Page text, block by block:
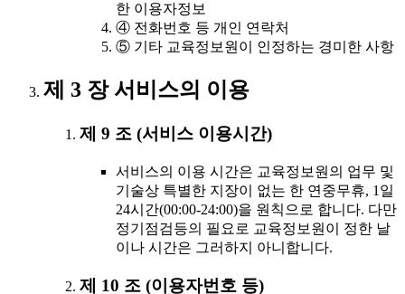
한 이용자정보
④ 전화번호 등 개인 연락처
⑤ 기타 교육정보원이 인정하는 경미한 사항
제 3 장 서비스의 이용
제 9 조 (서비스 이용시간)
서비스의 이용 시간은 교육정보원의 업무 및
기술상 특별한 지장이 없는 한 연중무휴, 1일
24시간(00:00-24:00)을 원칙으로 합니다. 다만
정기점검등의 필요로 교육정보원이 정한 날
이나 시간은 그러하지 아니합니다.
제 10 조 (이용자번호 등)